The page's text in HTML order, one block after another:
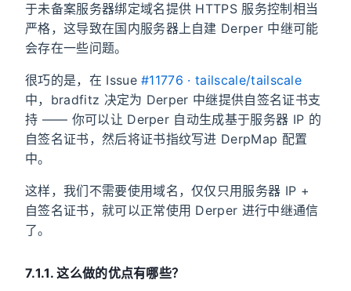
于未备案服务器绑定域名提供 HTTPS 服务控制相当
严格，这导致在国内服务器上自建 Derper 中继可能
会存在一些问题。
很巧的是，在 Issue#11776 · tailscale/tailscale
中，bradfitz 决定为 Derper 中继提供自签名证书支
持 —— 你可以让 Derper 自动生成基于服务器 IP 的
自签名证书，然后将证书指纹写进 DerpMap 配置
中。
这样，我们不需要使用域名，仅仅只用服务器 IP +
自签名证书，就可以正常使用 Derper 进行中继通信
了。
7.1.1. 这么做的优点有哪些？